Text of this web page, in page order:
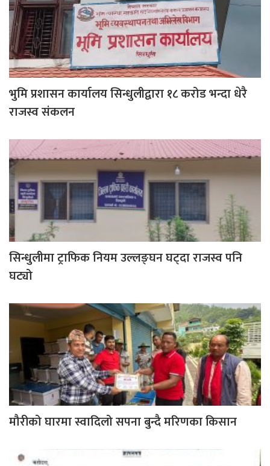
भुमि प्रशासन कार्यालय सिन्धुलीद्वारा १८ करोड भन्दा धेरै
राजस्व संकलन
सिन्धुलीमा ट्राफिक नियम उल्लङ्घन घट्दा राजस्व पनि
घट्यो
मौरीको घारमा स्वादिलो सपना बुन्दै मरिणका किसान